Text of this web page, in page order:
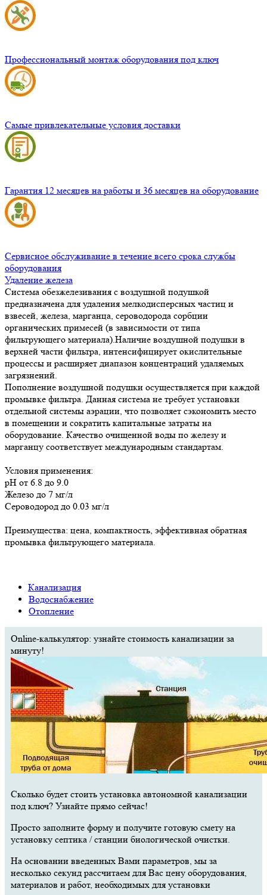
Профессиональный монтаж оборудования под ключ
Самые привлекательные условия доставки
Гарантия 12 месяцев на работы и 36 месяцев на оборудование
Сервисное обслуживание в течение всего срока службы
оборудования
Удаление железа
Система обезжелезивания с воздушной подушкой
предназначена для удаления мелкодисперсных частиц и
взвесей, железа, марганца, сероводорода сорбции
органических примесей (в зависимости от типа
фильтрующего материала).Наличие воздушной подушки в
верхней части фильтра, интенсифицирует окислительные
процессы и расширяет диапазон концентраций удаляемых
загрязнений.
Пополнение воздушной подушки осуществляется при каждой
промывке фильтра. Данная система не требует установки
отдельной системы аэрации, что позволяет сэкономить место
в помещении и сократить капитальные затраты на
оборудование. Качество очищенной воды по железу и
марганцу соответствует международным стандартам.
Условия применения:
рН от 6.8 до 9.0
Железо до 7 мг/л
Сероводород до 0.03 мг/л
Преимущества: цена, компактность, эффективная обратная
промывка фильтрующего материала.
Канализация
Водоснабжение
Отопление
Online-калькулятор: узнайте стоимость канализации за
минуту!
Сколько будет стоить установка автономной канализации
под ключ? Узнайте прямо сейчас!
Просто заполните форму и получите готовую смету на
установку септика / станции биологической очистки.
На основании введенных Вами параметров, мы за
несколько секунд рассчитаем для Вас цену оборудования,
материалов и работ, необходимых для установки